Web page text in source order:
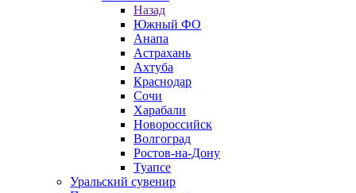
Назад
Южный ФО
Анапа
Астрахань
Ахтуба
Краснодар
Сочи
Харабали
Новороссийск
Волгоград
Ростов-на-Дону
Туапсе
Уральский сувенир